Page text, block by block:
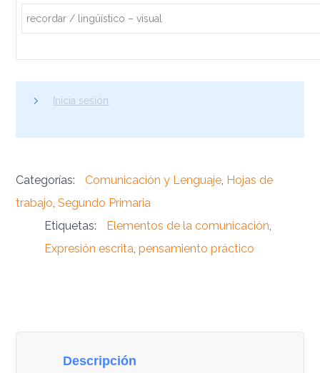
recordar / lingüístico – visual
Inicia sesión
Categorías: Comunicación y Lenguaje Hojas de
trabajo ,Segundo Primaria
Etiquetas:
Elementos de la comunicación
Expresión escrita ,pensamiento práctico
Descripción